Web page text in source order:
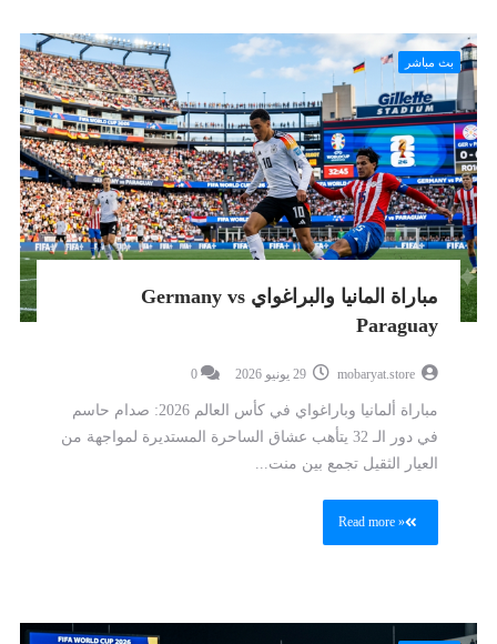
بث مباشر
مباراة المانيا والبراغواي Germany vs
Paraguay
mobaryat.store
0
مباراة ألمانيا وباراغواي في كأس العالم 2026: صدام حاسم
في دور الـ 32 يتأهب عشاق الساحرة المستديرة لمواجهة من
العيار الثقيل تجمع بين منت...
Read more »